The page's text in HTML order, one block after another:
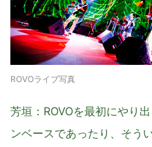
ROVOライブ写真
芳垣 ：ROVOを最初にやり
ンベースであったり、そう